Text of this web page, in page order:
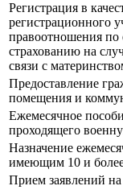
Регистрация в
регистрационного
правоотношения по
страхованию на
связи с
Предоставление
помещения и
Ежемесячное
проходящего
Назначение
имеющим 10 и
Прием заявлений